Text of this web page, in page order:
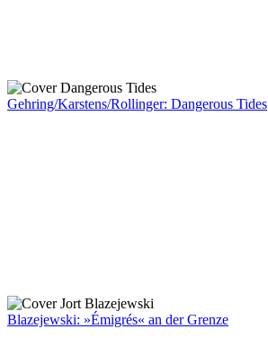
Gehring/Karstens/Rollinger: Dangerous Tides
Blazejewski: »Émigrés« an der Grenze